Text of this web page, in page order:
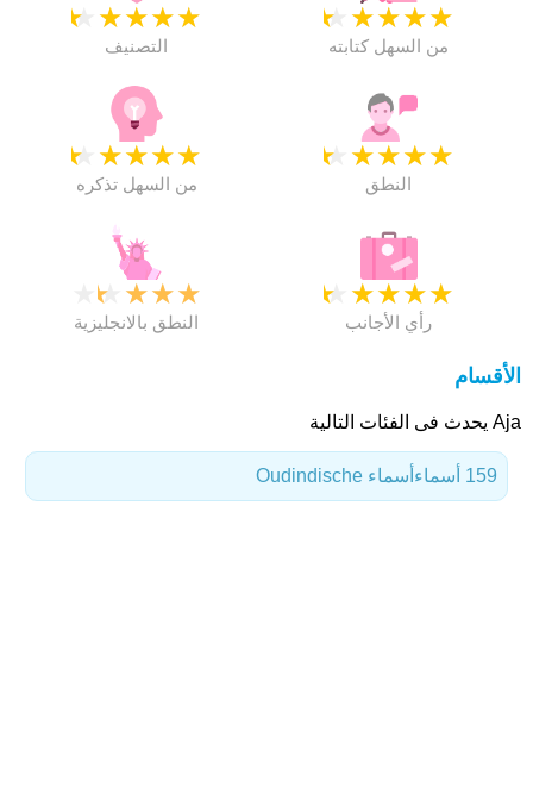
★
★
★
★
★
التصنيف
★
★
★
★
★
من السهل كتابته
★
★
★
★
★
من السهل تذكره
★
★
★
★
★
النطق
★
★
★
★
النطق بالانجليزية
★
★
★
★
★
رأي الأجانب
الأقسام
Aja يحدث فى الفئات التالية
أسماء Oudindische 159 أسماء